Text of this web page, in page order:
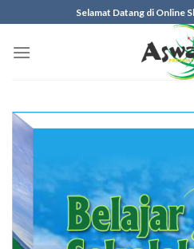
to
content
Selamat Datang di Online